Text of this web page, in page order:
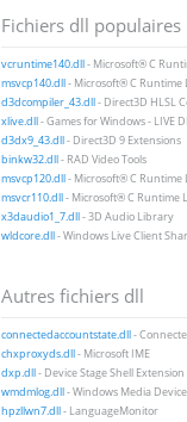
Fichiers dll populaires
vcruntime140.dll- Microsoft® C
msvcp140.dll- Microsoft® C Runtime
d3dcompiler_43.dll- Direct3D HLSL
xlive.dll- Games for Windows - LIVE
d3dx9_43.dll- Direct3D 9 Extensions
binkw32.dll- RAD Video Tools
msvcp120.dll- Microsoft® C Runtime
msvcr110.dll- Microsoft® C Runtime
x3daudio1_7.dll- 3D Audio Library
wldcore.dll- Windows Live Client
Autres fichiers dll
connectedaccountstate.dll-
chxproxyds.dll- Microsoft IME
dxp.dll- Device Stage Shell Extension
wmdmlog.dll- Windows Media
hpzllwn7.dll- LanguageMonitor